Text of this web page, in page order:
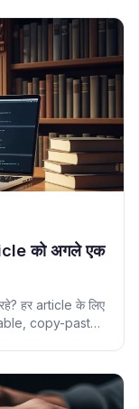
को अगले एक
हर article के लिए
copy-paste